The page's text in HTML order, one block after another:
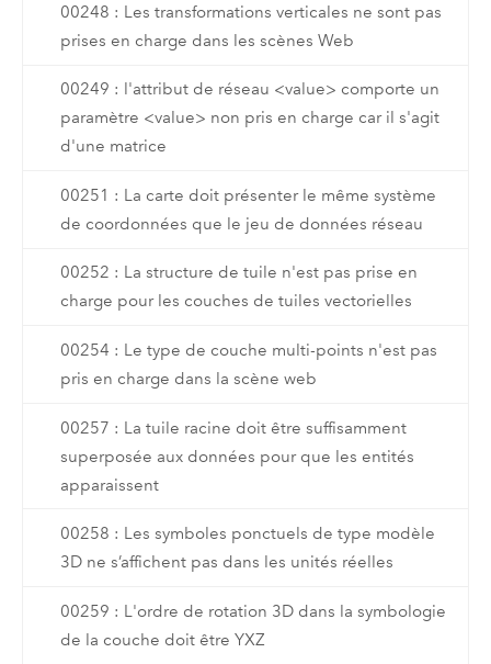
00248 : Les transformations verticales ne sont pas
prises en charge dans les scènes Web
00249 : l'attribut de réseau <value> comporte un
paramètre <value> non pris en charge car il s'agit
d'une matrice
00251 : La carte doit présenter le même système
de coordonnées que le jeu de données réseau
00252 : La structure de tuile n'est pas prise en
charge pour les couches de tuiles vectorielles
00254 : Le type de couche multi-points n'est pas
pris en charge dans la scène web
00257 : La tuile racine doit être suffisamment
superposée aux données pour que les entités
apparaissent
00258 : Les symboles ponctuels de type modèle
3D ne s’affichent pas dans les unités réelles
00259 : L'ordre de rotation 3D dans la symbologie
de la couche doit être YXZ